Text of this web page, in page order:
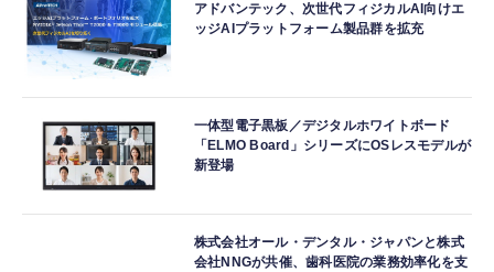
アドバンテック、次世代フィジカルAI向けエ
ッジAIプラットフォーム製品群を拡充
一体型電子黒板／デジタルホワイトボード
「ELMO Board」シリーズにOSレスモデルが
新登場
株式会社オール・デンタル・ジャパンと株式
会社NNGが共催、歯科医院の業務効率化を支